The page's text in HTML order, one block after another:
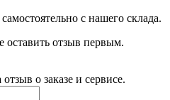
с нашего склада.
отзыв первым.
о заказе и сервисе.